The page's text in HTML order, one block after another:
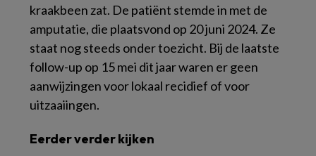
kraakbeen zat. De patiënt stemde in met de
amputatie, die plaatsvond op 20 juni 2024. Ze
staat nog steeds onder toezicht. Bij de laatste
follow-up op 15 mei dit jaar waren er geen
aanwijzingen voor lokaal recidief of voor
uitzaaiingen.
Eerder verder kijken